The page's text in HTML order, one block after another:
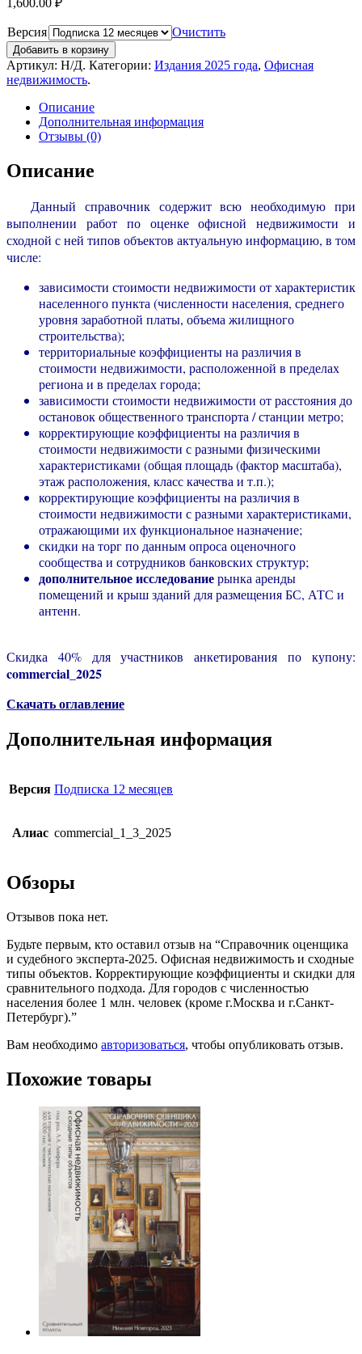
1,600.00 ₽
Версия Очистить
Добавить в корзину
Артикул: Н/Д. Категории: Издания 2025 года, Офисная
недвижимость.
Описание
Дополнительная информация
Отзывы (0)
Описание
Данный справочник содержит всю необходимую при
выполнении работ по оценке офисной недвижимости и
сходной с ней типов объектов актуальную информацию, в том
числе:
зависимости стоимости недвижимости от характеристик
населенного пункта (численности населения, среднего
уровня заработной платы, объема жилищного
строительства);
территориальные коэффициенты на различия в
стоимости недвижимости, расположенной в пределах
региона и в пределах города;
зависимости стоимости недвижимости от расстояния до
остановок общественного транспорта / станции метро;
корректирующие коэффициенты на различия в
стоимости недвижимости с разными физическими
характеристиками (общая площадь (фактор масштаба),
этаж расположения, класс качества и т.п.);
корректирующие коэффициенты на различия в
стоимости недвижимости с разными характеристиками,
отражающими их функциональное назначение;
скидки на торг по данным опроса оценочного
сообщества и сотрудников банковских структур;
дополнительное исследованиерынка аренды
помещений и крыш зданий для размещения БС, АТС и
антенн.
Скидка 40% для участников анкетирования по купону:
commercial_2025
Скачать оглавление
Дополнительная информация
Версия Подписка 12 месяцев
Алиас commercial_1_3_2025
Обзоры
Отзывов пока нет.
Будьте первым, кто оставил отзыв на “Справочник оценщика
и судебного эксперта-2025. Офисная недвижимость и сходные
типы объектов. Корректирующие коэффициенты и скидки для
сравнительного подхода. Для городов с численностью
населения более 1 млн. человек (кроме г.Москва и г.Санкт-
Петербург).”
Вам необходимо авторизоваться, чтобы опубликовать отзыв.
Похожие товары